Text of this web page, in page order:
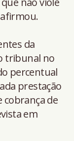
afirmou.
da
tribunal no
percentual
prestação
cobrança de
em